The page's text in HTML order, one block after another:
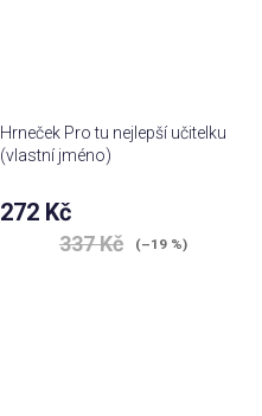
Hrneček Pro tu nejlepší učitelku
(vlastní jméno)
272 Kč
337 Kč (–19 %)